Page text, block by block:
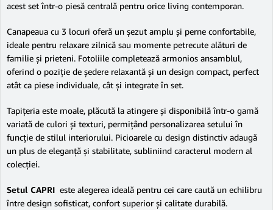
acest set într-o piesă centrală pentru orice living contemporan.
Canapeaua cu 3 locuri oferă un șezut amplu și perne confortabile,
ideale pentru relaxare zilnică sau momente petrecute alături de
familie și prieteni. Fotoliile completează armonios ansamblul,
oferind o poziție de ședere relaxantă și un design compact, perfect
atât ca piese individuale, cât și integrate în set.
Tapițeria este moale, plăcută la atingere și disponibilă într-o gamă
variată de culori și texturi, permițând personalizarea setului în
funcție de stilul interiorului. Picioarele cu design distinctiv adaugă
un plus de eleganță și stabilitate, subliniind caracterul modern al
colecției.
Setul CAPRI este alegerea ideală pentru cei care caută un echilibru
între design sofisticat, confort superior și calitate durabilă.